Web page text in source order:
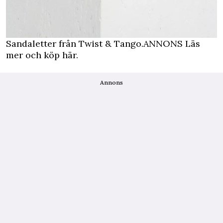
Sandaletter från Twist & Tango.ANNONS Läs
mer och köp här.
Annons